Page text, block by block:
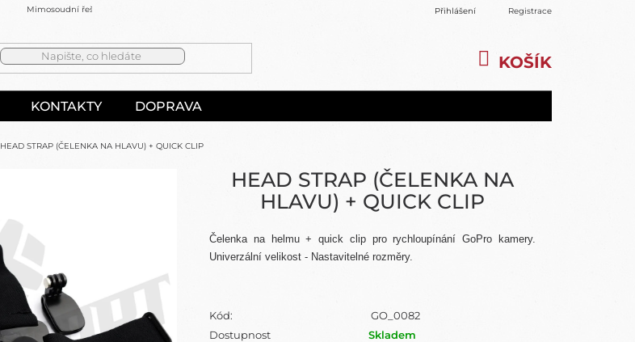
Mimosoudní řešení sporů Přihlášení Registrace
KOŠÍK
KOŠÍK
KONTAKTY DOPRAVA
HEAD STRAP (ČELENKA NA HLAVU) + QUICK CLIP
HEAD STRAP (ČELENKA NA
HLAVU) + QUICK CLIP
Čelenka na helmu + quick clip pro rychloupínání GoPro kamery.
Univerzální velikost - Nastavitelné rozměry.
Kód:
GO_0082
Dostupnost
Skladem